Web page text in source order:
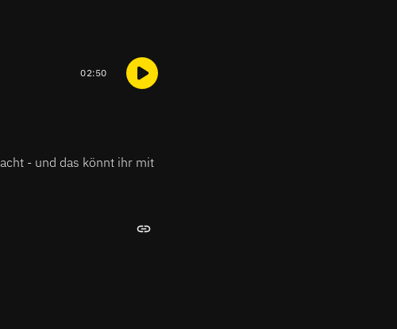
02:50
- und das könnt ihr mit